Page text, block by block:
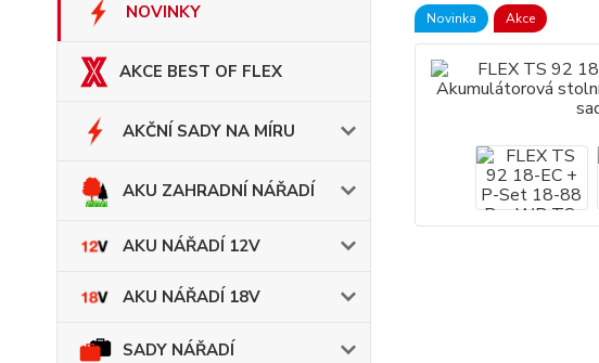
NOVINKY
AKCE BEST OF FLEX
AKČNÍ SADY NA MÍRU
AKU ZAHRADNÍ NÁŘADÍ
AKU NÁŘADÍ 12V
AKU NÁŘADÍ 18V
SADY NÁŘADÍ
Novinka Akce